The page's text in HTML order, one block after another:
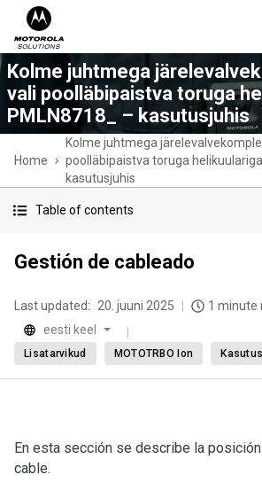
Kolme juhtmega
vali poolläbipaistva toruga
PMLN8718_ – kasutusjuhis
Home
Kolme juhtmega
poolläbipaistva toruga
kasutusjuhis
Table of contents
Gestión de cableado
Last updated: 20. juuni 2025
1 minute
eesti keel
Lisatarvikud MOTOTRBO Ion
En esta sección se describe la
cable.